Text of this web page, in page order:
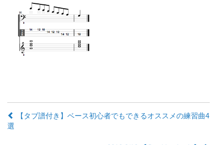
【タブ譜付き】ベース初心者でもできるオススメの練習曲4
選